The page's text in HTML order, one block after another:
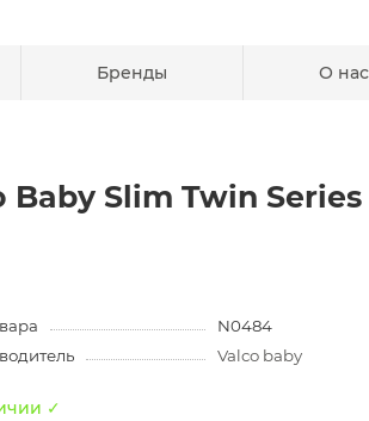
Бренды О нас
Slim Twin
N0484
Valco baby
✓